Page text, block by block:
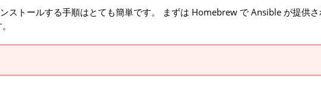
トールする手順はとても簡単です。 まずは Homebrew で Ansible が提供さ